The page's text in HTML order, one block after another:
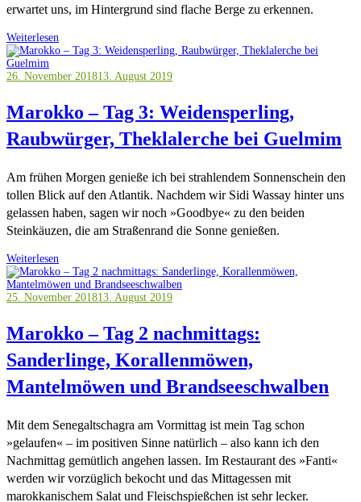
erwartet uns, im Hintergrund sind flache Berge zu erkennen.
Weiterlesen
26. November 201813. August 2019
Marokko – Tag 3: Weidensperling,
Raubwürger, Theklalerche bei Guelmim
Am frühen Morgen genieße ich bei strahlendem Sonnenschein den
tollen Blick auf den Atlantik. Nachdem wir Sidi Wassay hinter uns
gelassen haben, sagen wir noch »Goodbye« zu den beiden
Steinkäuzen, die am Straßenrand die Sonne genießen.
Weiterlesen
25. November 201813. August 2019
Marokko – Tag 2 nachmittags:
Sanderlinge, Korallenmöwen,
Mantelmöwen und Brandseeschwalben
Mit dem Senegaltschagra am Vormittag ist mein Tag schon
»gelaufen« – im positiven Sinne natürlich – also kann ich den
Nachmittag gemütlich angehen lassen. Im Restaurant des »Fanti«
werden wir vorzüglich bekocht und das Mittagessen mit
marokkanischem Salat und Fleischspießchen ist sehr lecker.